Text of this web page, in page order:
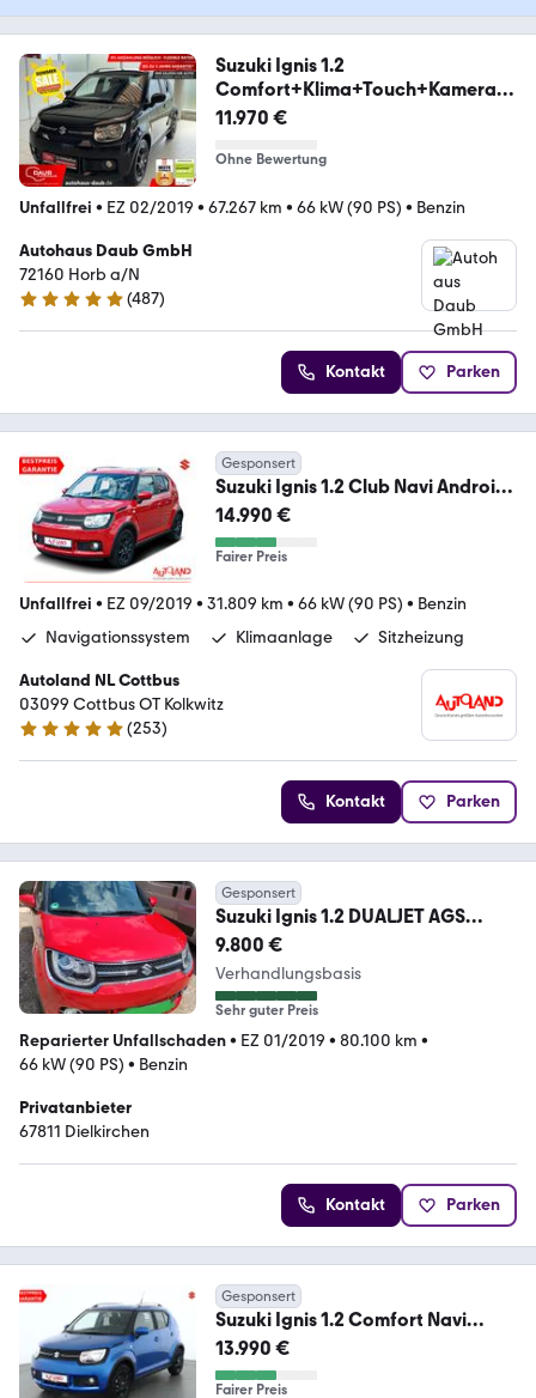
Suzuki Ignis 1.2
Comfort+Klima+Touch+Kamera+
Alu+SHZ+uvm
11.970 €
Ohne Bewertung
Unfallfrei • EZ 02/2019 • 67.267 km • 66 kW (90 PS) • Benzin
Autohaus Daub GmbH
72160 Horb a/N
4.8 Sterne
(487)
Kontakt Parken
Gesponsert
Suzuki Ignis 1.2 Club Navi Android
Apple Sitzheizung
14.990 €
Fairer Preis
Unfallfrei • EZ 09/2019 • 31.809 km • 66 kW (90 PS) • Benzin
Navigationssystem
Klimaanlage Sitzheizung
Autoland NL Cottbus
03099 Cottbus OT Kolkwitz
4.8 Sterne
(253)
Kontakt Parken
Gesponsert
Suzuki Ignis 1.2 DUALJET AGS
Comfort+ Comfort+
9.800 €
Verhandlungsbasis
Sehr guter Preis
Reparierter Unfallschaden• EZ 01/2019 • 80.100 km •
66 kW (90 PS) • Benzin
Privatanbieter
67811 Dielkirchen
Kontakt Parken
Gesponsert
Suzuki Ignis 1.2 Comfort Navi
Kamera Sitzheizung AHK
13.990 €
Fairer Preis